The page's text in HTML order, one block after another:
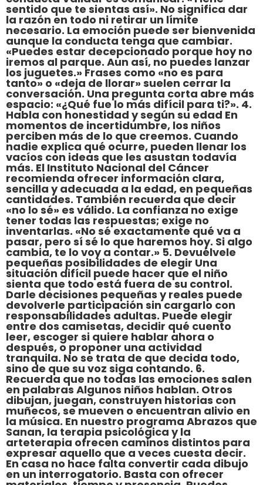
sentido que te sientas así». No significa dar
la razón en todo ni retirar un límite
necesario. La emoción puede ser bienvenida
aunque la conducta tenga que cambiar.
«Puedes estar decepcionado porque hoy no
iremos al parque. Aun así, no puedes lanzar
los juguetes.» Frases como «no es para
tanto» o «deja de llorar» suelen cerrar la
conversación. Una pregunta corta abre más
espacio: «¿Qué fue lo más difícil para ti?». 4.
Habla con honestidad y según su edad En
momentos de incertidumbre, los niños
perciben más de lo que creemos. Cuando
nadie explica qué ocurre, pueden llenar los
vacíos con ideas que les asustan todavía
más. El Instituto Nacional del Cáncer
recomienda ofrecer información clara,
sencilla y adecuada a la edad, en pequeñas
cantidades. También recuerda que decir
«no lo sé» es válido. La confianza no exige
tener todas las respuestas; exige no
inventarlas. «No sé exactamente qué va a
pasar, pero sí sé lo que haremos hoy. Si algo
cambia, te lo voy a contar.» 5. Devuélvele
pequeñas posibilidades de elegir Una
situación difícil puede hacer que el niño
sienta que todo está fuera de su control.
Darle decisiones pequeñas y reales puede
devolverle participación sin cargarlo con
responsabilidades adultas. Puede elegir
entre dos camisetas, decidir qué cuento
leer, escoger si quiere hablar ahora o
después, o proponer una actividad
tranquila. No se trata de que decida todo,
sino de que su voz siga contando. 6.
Recuerda que no todas las emociones salen
en palabras Algunos niños hablan. Otros
dibujan, juegan, construyen historias con
muñecos, se mueven o encuentran alivio en
la música. En nuestro programa Abrazos que
Sanan, la terapia psicológica y la
arteterapia ofrecen caminos distintos para
expresar aquello que a veces cuesta decir.
En casa no hace falta convertir cada dibujo
en un interrogatorio. Basta con ofrecer